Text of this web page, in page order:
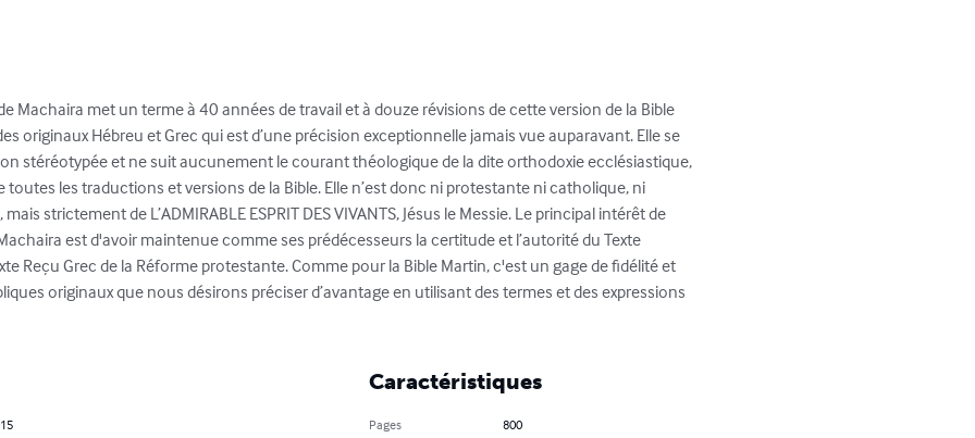
Machaira met un terme à 40 années de travail et à douze révisions de cette version de la Bible
originaux Hébreu et Grec qui est d’une précision exceptionnelle jamais vue auparavant. Elle se
stéréotypée et ne suit aucunement le courant théologique de la dite orthodoxie ecclésiastique,
toutes les traductions et versions de la Bible. Elle n’est donc ni protestante ni catholique, ni
strictement de L’ADMIRABLE ESPRIT DES VIVANTS, Jésus le Messie. Le principal intérêt de
est d'avoir maintenue comme ses prédécesseurs la certitude et l’autorité du Texte
Reçu Grec de la Réforme protestante. Comme pour la Bible Martin, c'est un gage de fidélité et
originaux que nous désirons préciser d’avantage en utilisant des termes et des expressions
Caractéristiques
Pages
800